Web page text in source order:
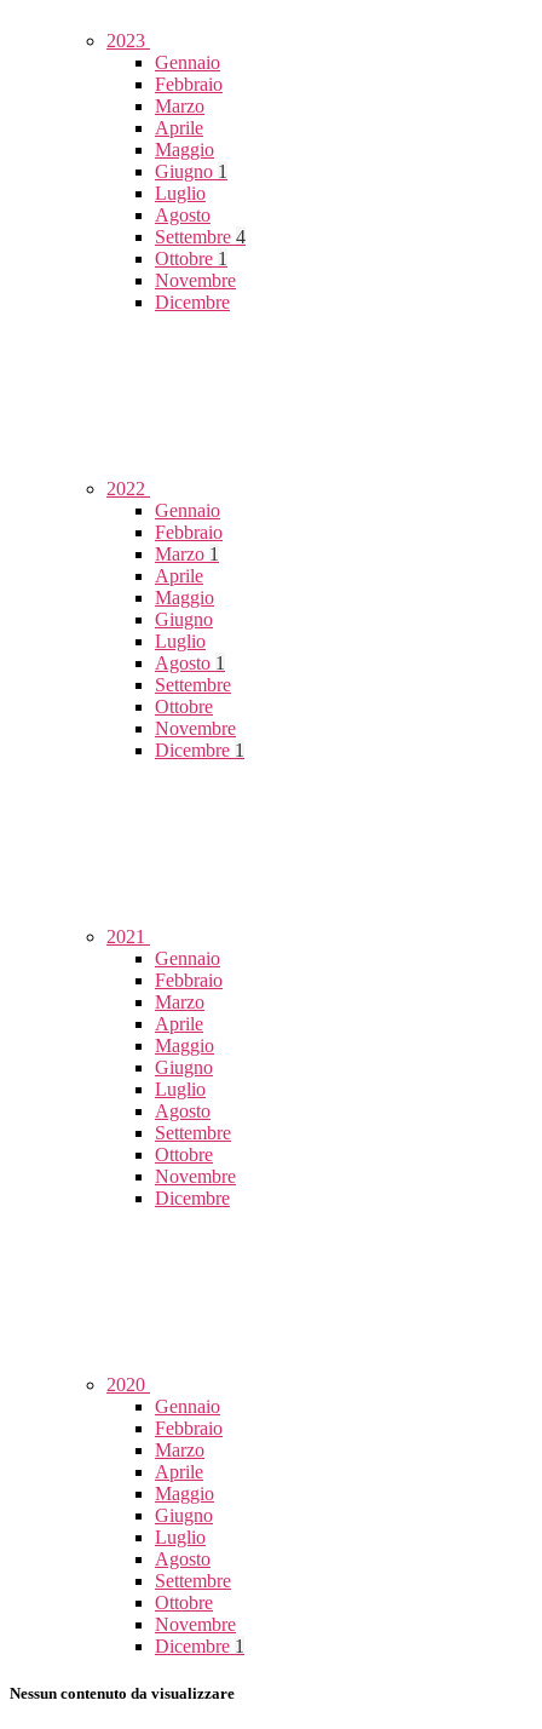
2023
Gennaio
Febbraio
Marzo
Aprile
Maggio
Giugno 1
Luglio
Agosto
Settembre 4
Ottobre 1
Novembre
Dicembre
2022
Gennaio
Febbraio
Marzo 1
Aprile
Maggio
Giugno
Luglio
Agosto 1
Settembre
Ottobre
Novembre
Dicembre 1
2021
Gennaio
Febbraio
Marzo
Aprile
Maggio
Giugno
Luglio
Agosto
Settembre
Ottobre
Novembre
Dicembre
2020
Gennaio
Febbraio
Marzo
Aprile
Maggio
Giugno
Luglio
Agosto
Settembre
Ottobre
Novembre
Dicembre 1
Nessun contenuto da visualizzare